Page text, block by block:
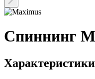
Спиннинг